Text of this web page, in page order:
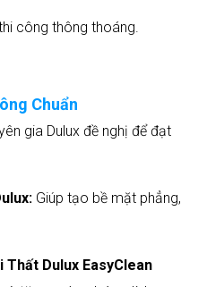
công thông thoáng.
Chuẩn
gia Dulux đề nghị để đạt
Giúp tạo bề mặt phẳng,
Thất Dulux EasyClean